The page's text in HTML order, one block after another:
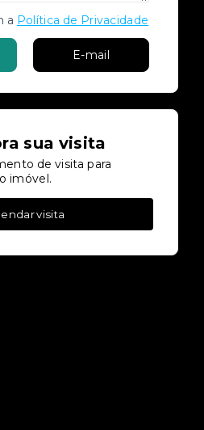
a Política de Privacidade
E-mail
sua visita
de visita para
imóvel.
visita